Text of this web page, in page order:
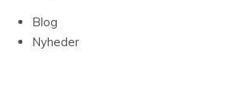
Blog
Nyheder